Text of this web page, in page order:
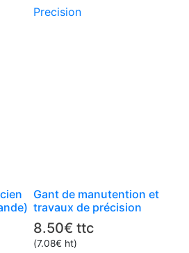
produit
a
plusieurs
variations.
Gant de manutention et
travaux de précision
8.50€ ttc
(7.08€ ht)